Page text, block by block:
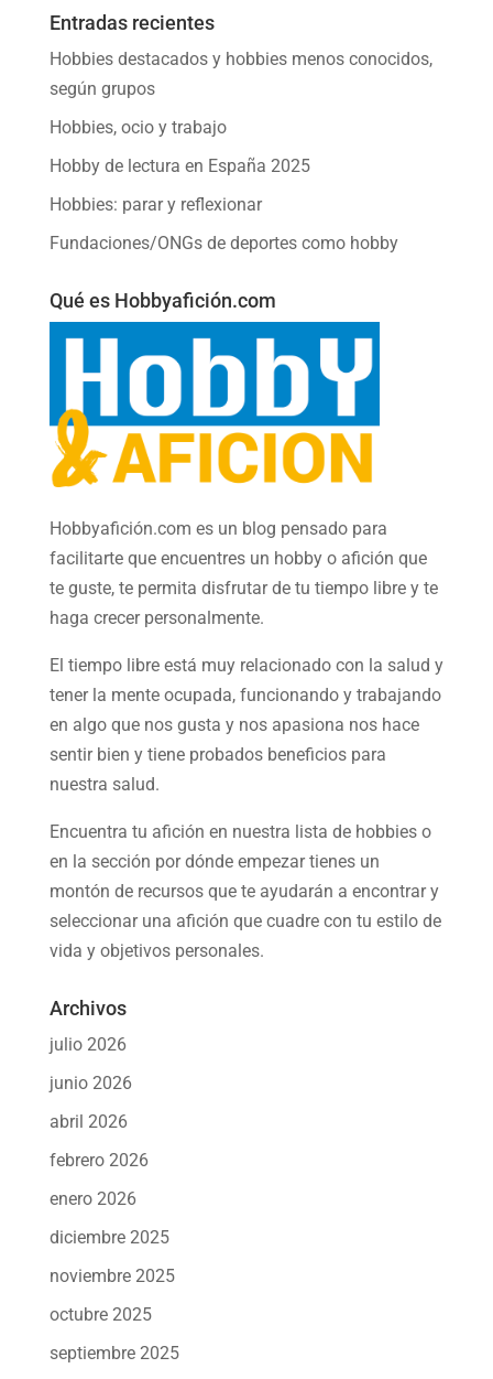
Entradas recientes
Hobbies destacados y hobbies menos conocidos,
según grupos
Hobbies, ocio y trabajo
Hobby de lectura en España 2025
Hobbies: parar y reflexionar
Fundaciones/ONGs de deportes como hobby
Qué es Hobbyafición.com
Hobbyafición.com es un blog pensado para
facilitarte que encuentres un hobby o afición que
te guste, te permita disfrutar de tu tiempo libre y te
haga crecer personalmente.
El tiempo libre está muy relacionado con la salud y
tener la mente ocupada, funcionando y trabajando
en algo que nos gusta y nos apasiona nos hace
sentir bien y tiene probados beneficios para
nuestra salud.
Encuentra tu afición en nuestra lista de hobbieso
en la sección por dónde empezar tienes un
montón de recursos que te ayudarán a encontrar y
seleccionar una afición que cuadre con tu estilo de
vida y objetivos personales.
Archivos
julio 2026
junio 2026
abril 2026
febrero 2026
enero 2026
diciembre 2025
noviembre 2025
octubre 2025
septiembre 2025